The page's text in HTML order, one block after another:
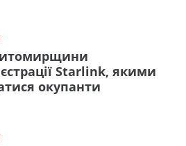
Starlink, якими
окупанти